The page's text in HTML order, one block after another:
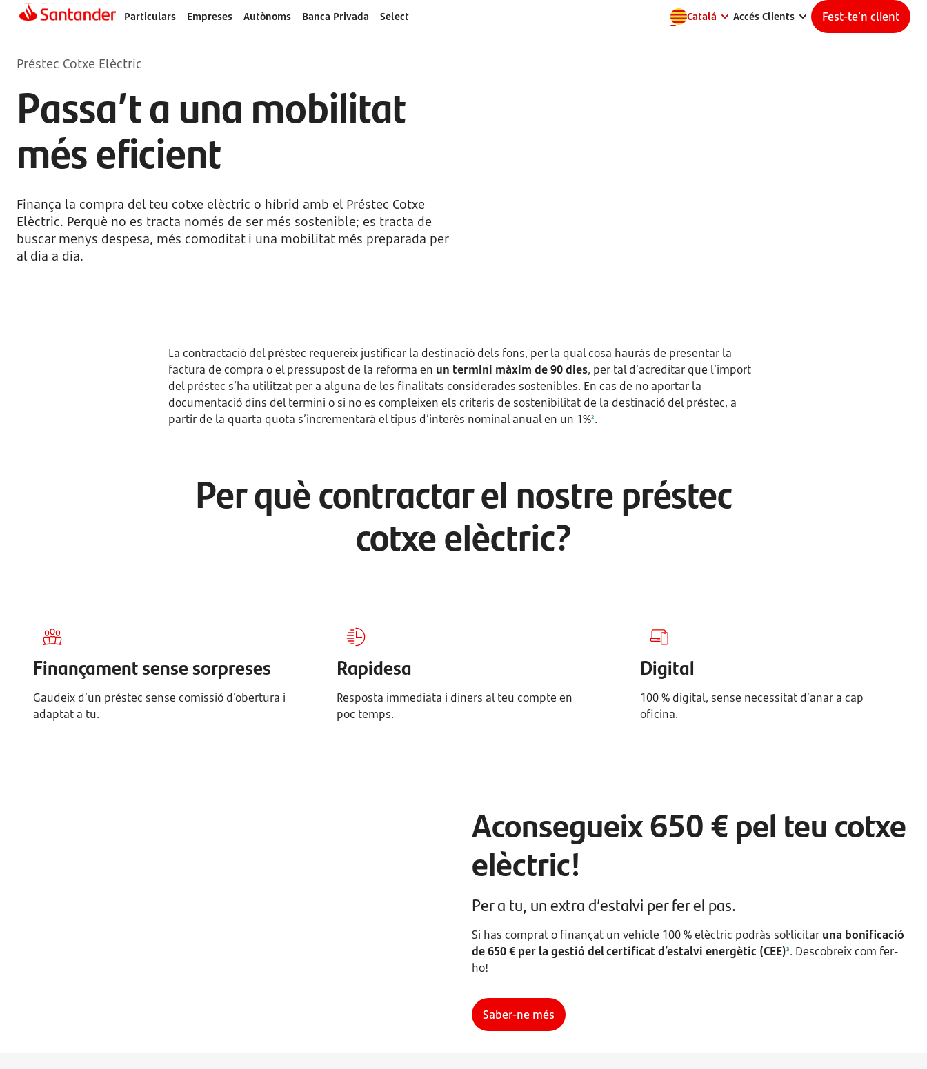
Particulars Empreses Autònoms Banca Privada Select Catalá Accés Clients Fest-te'n client
Préstec Cotxe Elèctric
Passa’t a una mobilitat
més eficient
Finança la compra del teu cotxe elèctric o híbrid amb el Préstec Cotxe
Elèctric. Perquè no es tracta només de ser més sostenible; es tracta de
buscar menys despesa, més comoditat i una mobilitat més preparada per
al dia a dia.
La contractació del préstec requereix justificar la destinació dels fons, per la qual cosa hauràs de presentar la
factura de compra o el pressupost de la reforma en un termini màxim de 90 dies, per tal d’acreditar que l’import
del préstec s’ha utilitzat per a alguna de les finalitats considerades sostenibles. En cas de no aportar la
documentació dins del termini o si no es compleixen els criteris de sostenibilitat de la destinació del préstec, a
partir de la quarta quota s’incrementarà el tipus d’interès nominal anual en un 1%2.
Per què contractar el nostre préstec
cotxe elèctric?
Finançament sense sorpreses
Gaudeix d’un préstec sense comissió d’obertura i
adaptat a tu.
Rapidesa
Resposta immediata i diners al teu compte en
poc temps.
Digital
100 % digital, sense necessitat d’anar a cap
oficina.
Aconsegueix 650 € pel teu cotxe
elèctric!
Per a tu, un extra d’estalvi per fer el pas.
Si has comprat o finançat un vehicle 100 % elèctric podràs sol·licitar una bonificació
de 650 € per la gestió del certificat d’estalvi energètic (CEE)3. Descobreix com fer-
ho!
Saber-ne més